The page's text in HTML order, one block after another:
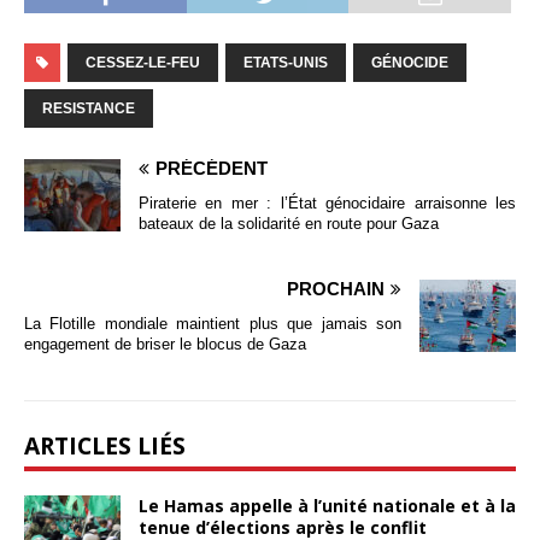
CESSEZ-LE-FEU ETATS-UNIS GÉNOCIDE
RESISTANCE
PRÉCÉDENT
Piraterie en mer : l’État génocidaire arraisonne les
bateaux de la solidarité en route pour Gaza
PROCHAIN
La Flotille mondiale maintient plus que jamais son
engagement de briser le blocus de Gaza
ARTICLES LIÉS
Le Hamas appelle à l’unité nationale et à la
tenue d’élections après le conflit